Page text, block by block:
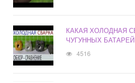
КАКАЯ ХОЛОДНАЯ
ЧУГУННЫХ БАТАРЕЙ
4516